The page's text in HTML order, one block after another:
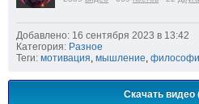
Добавлено: 16 сентября 2023 в 13:42
Категория: Разное
Теги: мотивация мышление
Скачать видео